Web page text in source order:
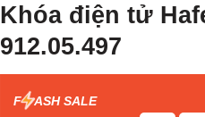
Khóa điện tử
912.05.497
F ASH SALE